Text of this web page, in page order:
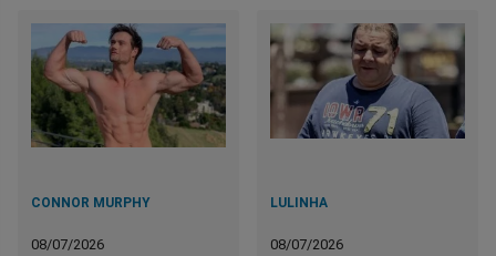
CONNOR MURPHY
08/07/2026
LULINHA
08/07/2026